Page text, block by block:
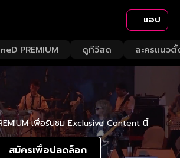
แอป
PREMIUM ดูทีวีสด ละครแนวตั้
เพื่อรับชม Exclusive Content นี้
สมัครเพื่อปลดล็อก